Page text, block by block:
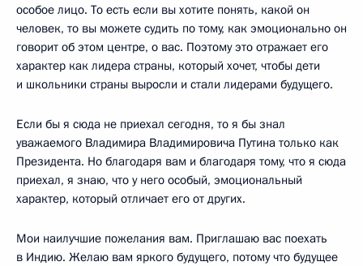
особое лицо. То есть если вы хотите понять, какой он
человек, то вы можете судить по тому, как эмоционально он
говорит об этом центре, о вас. Поэтому это отражает его
характер как лидера страны, который хочет, чтобы дети
и школьники страны выросли и стали лидерами будущего.
Если бы я сюда не приехал сегодня, то я бы знал
уважаемого Владимира Владимировича Путина только как
Президента. Но благодаря вам и благодаря тому, что я сюда
приехал, я знаю, что у него особый, эмоциональный
характер, который отличает его от других.
Мои наилучшие пожелания вам. Приглашаю вас поехать
в Индию. Желаю вам яркого будущего, потому что будущее